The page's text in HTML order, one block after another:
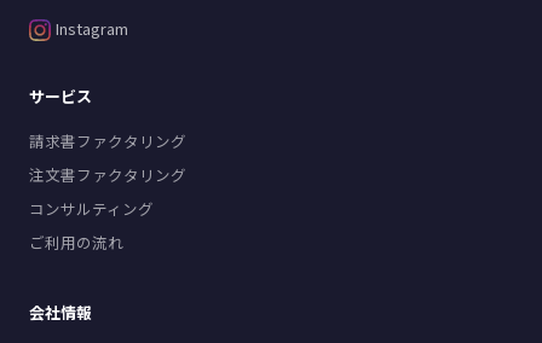
Instagram
サービス
請求書ファクタリング
注文書ファクタリング
コンサルティング
ご利用の流れ
会社情報